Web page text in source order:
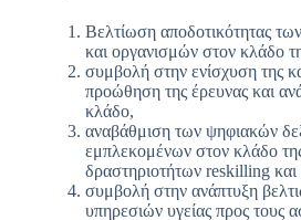
Βελτίωση αποδοτικότητας
και οργανισμών στον κλάδο
συμβολή στην ενίσχυση της
προώθηση της έρευνας και
κλάδο,
αναβάθμιση των ψηφιακών
εμπλεκομένων στον κλάδο
δραστηριοτήτων reskilling
συμβολή στην ανάπτυξη
υπηρεσιών υγείας προς τους